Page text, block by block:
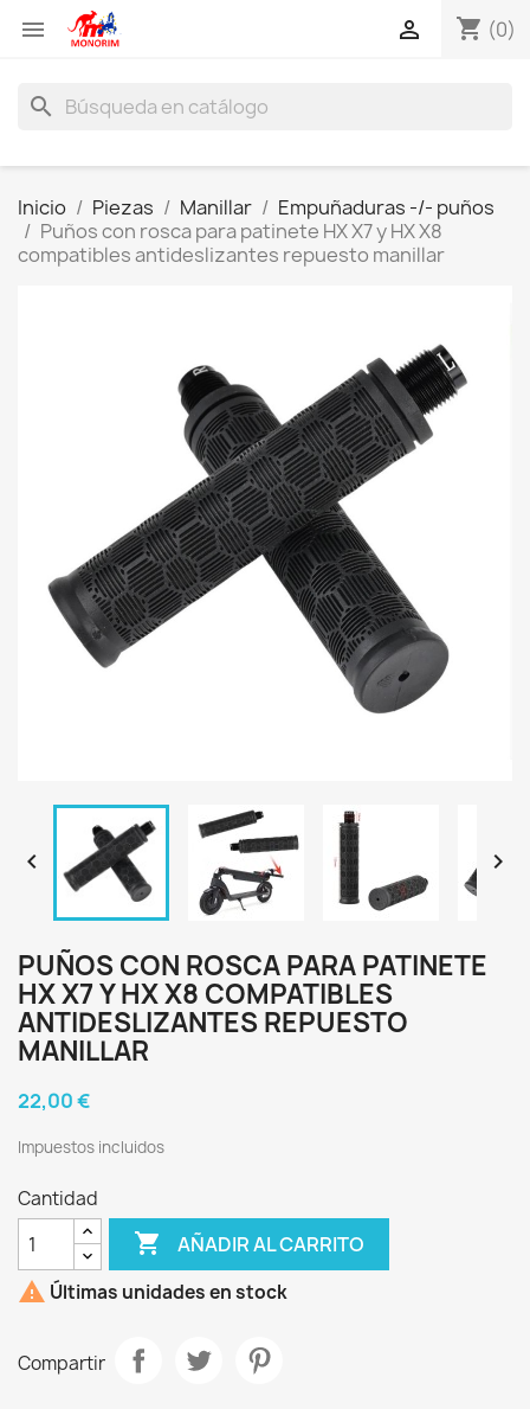
 shopping_cart (0)

search
Inicio Piezas Manillar
Empuñaduras -/- puños
Puños con rosca para patinete HX X7 y HX X8
compatibles antideslizantes repuesto manillar
 
PUÑOS CON ROSCA PARA PATINETE
HX X7 Y HX X8 COMPATIBLES
ANTIDESLIZANTES REPUESTO
MANILLAR
22,00 €
Impuestos incluidos
Cantidad
 AÑADIR AL CARRITO
 Últimas unidades en stock
Compartir